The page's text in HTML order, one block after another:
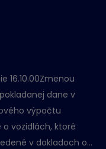
16.10.00Zmenou
dane v
výpočtu
vozidlách, ktoré
v dokladoch o...